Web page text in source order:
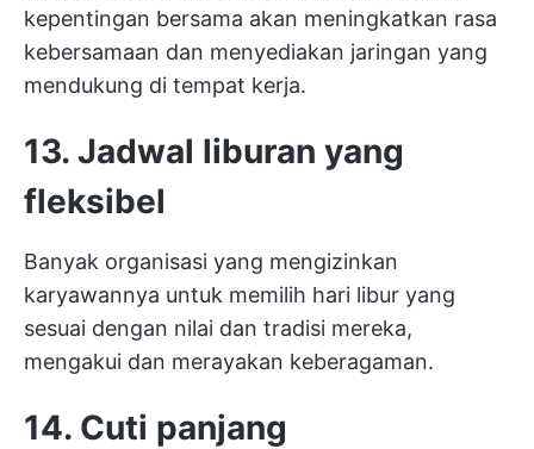
kepentingan bersama akan meningkatkan rasa
kebersamaan dan menyediakan jaringan yang
mendukung di tempat kerja.
13. Jadwal liburan yang
fleksibel
Banyak organisasi yang mengizinkan
karyawannya untuk memilih hari libur yang
sesuai dengan nilai dan tradisi mereka,
mengakui dan merayakan keberagaman.
14. Cuti panjang